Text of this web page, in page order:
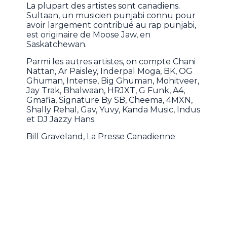
La plupart des artistes sont canadiens.
Sultaan, un musicien punjabi connu pour
avoir largement contribué au rap punjabi,
est originaire de Moose Jaw, en
Saskatchewan.
Parmi les autres artistes, on compte Chani
Nattan, Ar Paisley, Inderpal Moga, BK, OG
Ghuman, Intense, Big Ghuman, Mohitveer,
Jay Trak, Bhalwaan, HRJXT, G Funk, A4,
Gmafia, Signature By SB, Cheema, 4MXN,
Shally Rehal, Gav, Yuvy, Kanda Music, Indus
et DJ Jazzy Hans.
Bill Graveland, La Presse Canadienne